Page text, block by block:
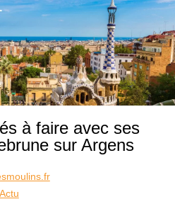
à faire avec ses
sur Argens
Actu